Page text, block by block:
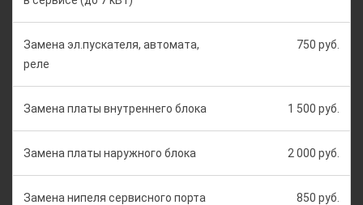
Замена эл.пускателя, автомата,
реле
750 руб.
Замена платы внутреннего блока 1 500 руб.
Замена платы наружного блока 2 000 руб.
Замена нипеля сервисного порта
850 руб.